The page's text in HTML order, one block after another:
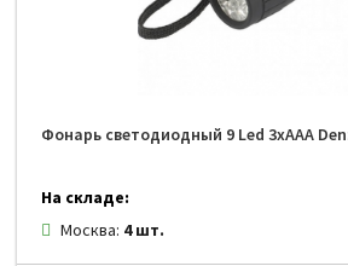
Фонарь светодиодный 9 Led 3хААА
На складе:
Москва: 4 шт.